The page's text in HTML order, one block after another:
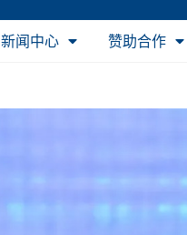
新闻中心 赞助合作